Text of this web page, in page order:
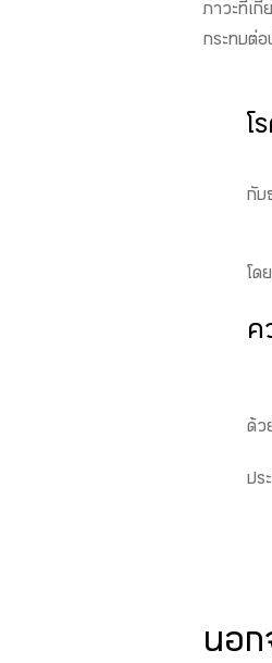
ภาวะที่เกี่
กระทบต่
โ
กับ
โด
ค
ด้ว
ปร
นอก